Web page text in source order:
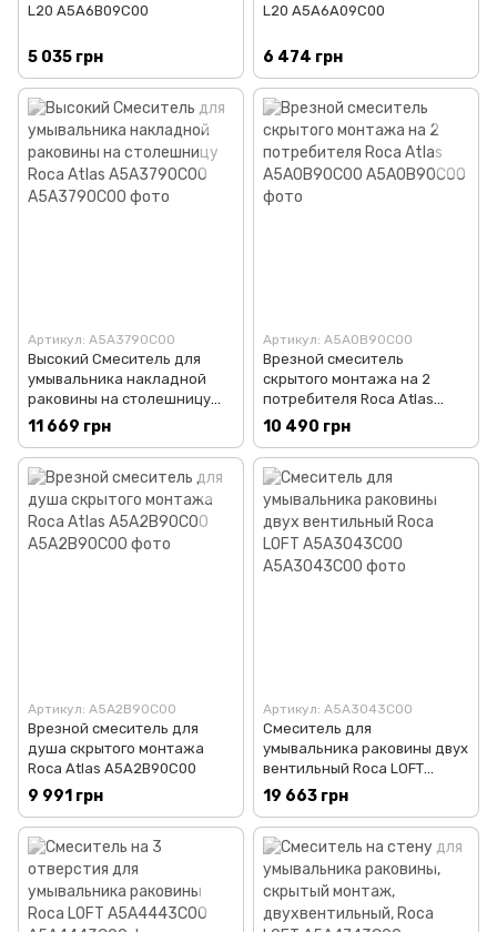
L20 A5A6B09C00
5 035 грн
L20 A5A6A09C00
6 474 грн
Артикул: A5A3790C00
Высокий Смеситель для
умывальника накладной
раковины на столешницу
Roca Atlas A5A3790C00
11 669 грн
Артикул: A5A0B90C00
Врезной смеситель
скрытого монтажа на 2
потребителя Roca Atlas
A5A0B90C00
10 490 грн
Артикул: A5A2B90C00
Врезной смеситель для
душа скрытого монтажа
Roca Atlas A5A2B90C00
9 991 грн
Артикул: A5A3043C00
Смеситель для
умывальника раковины двух
вентильный Roca LOFT
A5A3043C00
19 663 грн